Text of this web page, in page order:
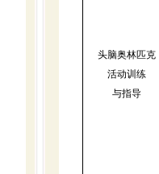
头脑奥林匹克
活动训练
与指导